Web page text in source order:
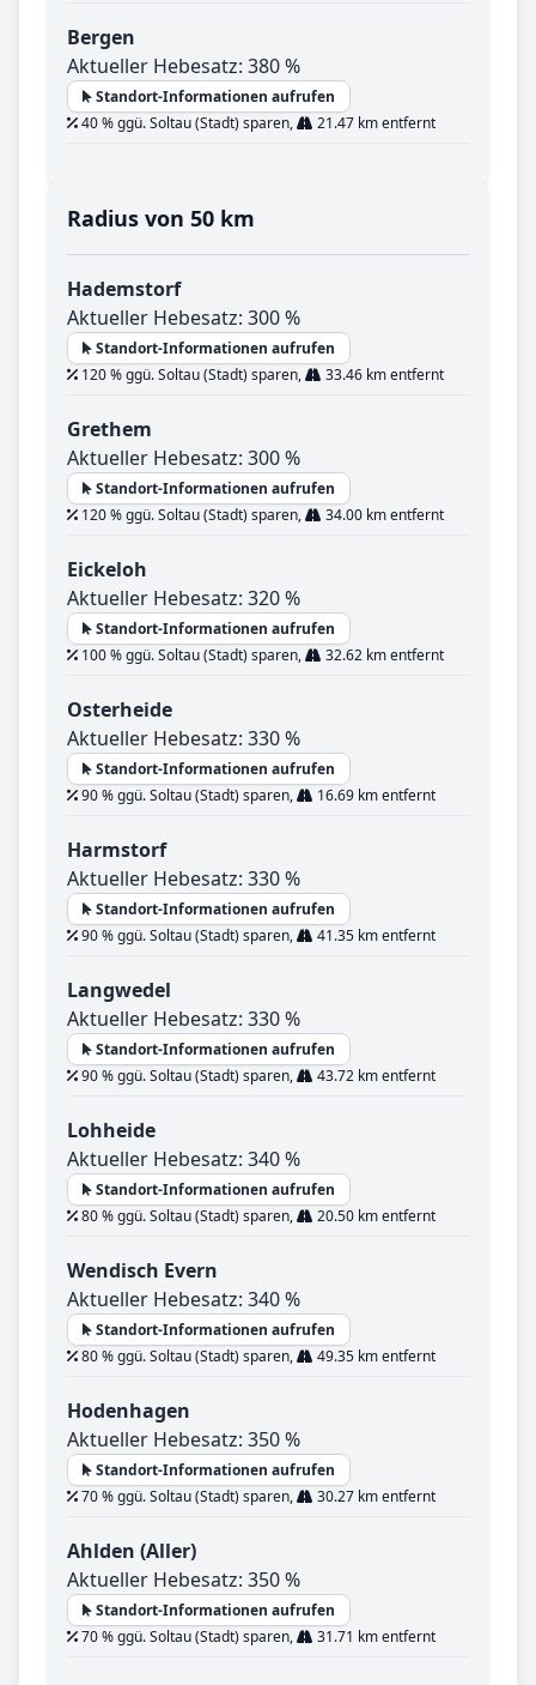
Bergen
Aktueller Hebesatz: 380 %
Standort-Informationen aufrufen
40 % ggü. Soltau (Stadt) sparen,
21.47 km entfernt
Radius von 50 km
Hademstorf
Aktueller Hebesatz: 300 %
Standort-Informationen aufrufen
120 % ggü. Soltau (Stadt) sparen,
33.46 km entfernt
Grethem
Aktueller Hebesatz: 300 %
Standort-Informationen aufrufen
120 % ggü. Soltau (Stadt) sparen,
34.00 km entfernt
Eickeloh
Aktueller Hebesatz: 320 %
Standort-Informationen aufrufen
100 % ggü. Soltau (Stadt) sparen,
32.62 km entfernt
Osterheide
Aktueller Hebesatz: 330 %
Standort-Informationen aufrufen
90 % ggü. Soltau (Stadt) sparen,
16.69 km entfernt
Harmstorf
Aktueller Hebesatz: 330 %
Standort-Informationen aufrufen
90 % ggü. Soltau (Stadt) sparen,
41.35 km entfernt
Langwedel
Aktueller Hebesatz: 330 %
Standort-Informationen aufrufen
90 % ggü. Soltau (Stadt) sparen,
43.72 km entfernt
Lohheide
Aktueller Hebesatz: 340 %
Standort-Informationen aufrufen
80 % ggü. Soltau (Stadt) sparen,
20.50 km entfernt
Wendisch Evern
Aktueller Hebesatz: 340 %
Standort-Informationen aufrufen
80 % ggü. Soltau (Stadt) sparen,
49.35 km entfernt
Hodenhagen
Aktueller Hebesatz: 350 %
Standort-Informationen aufrufen
70 % ggü. Soltau (Stadt) sparen,
30.27 km entfernt
Ahlden (Aller)
Aktueller Hebesatz: 350 %
Standort-Informationen aufrufen
70 % ggü. Soltau (Stadt) sparen,
31.71 km entfernt